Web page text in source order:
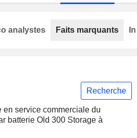
Recherche
service commerciale du
batterie Old 300 Storage à
analystes Faits marquants